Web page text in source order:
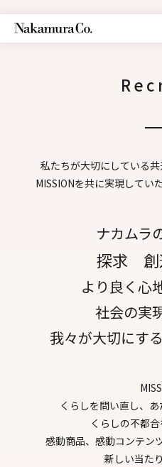
私たちが大切にしている共
MISSIONを共に実現してい
ナカムラ
探求
より良く心
社会の実
我々が大切にす
くらしを問い直し、
くらしの不都合
感動商品、感動コンテン
新しい当た